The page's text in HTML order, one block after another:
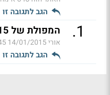
הגב לתגובה זו
1
. המפולת של 2015 החלה
אורי14/01/2015 15:45
הגב לתגובה זו